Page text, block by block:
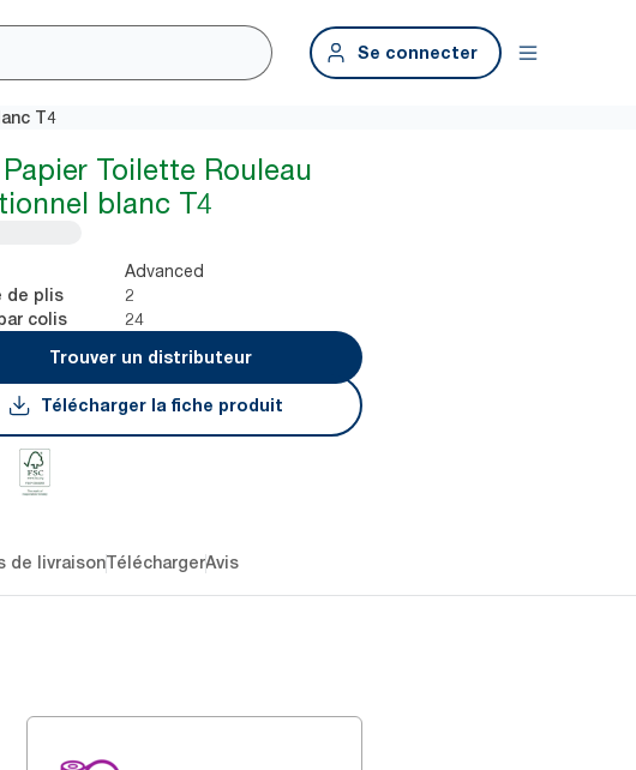
Se connecter
T4
Toilette Rouleau
blanc T4
Advanced
de plis 2
colis
24
Trouver un distributeur
Télécharger la fiche produit
de livraisonTéléchargerAvis